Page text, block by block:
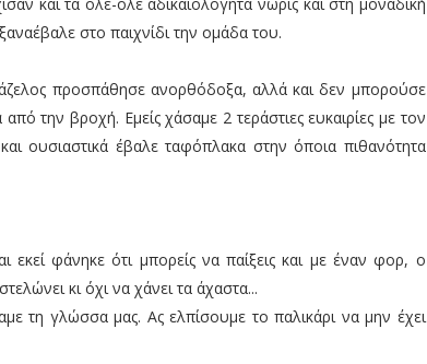
στο παιχνίδι την ομάδα του.
προσπάθησε ανορθόδοξα, αλλά και δεν μπορούσε
την βροχή. Εμείς χάσαμε 2 τεράστιες ευκαιρίες με τον
ουσιαστικά έβαλε ταφόπλακα στην όποια πιθανότητα
φάνηκε ότι μπορείς να παίξεις και με έναν φορ, ο
κι όχι να χάνει τα άχαστα...
τη γλώσσα μας. Ας ελπίσουμε το παλικάρι να μην έχει